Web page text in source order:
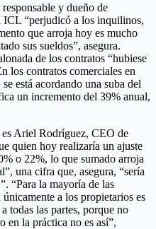
y dueño de
“perjudicó a los inquilinos,
que arroja hoy es mucho
sus sueldos”, asegura.
de los contratos “hubiese
los contratos comerciales en
está acordando una suba del
un incremento del 39% anual,
es Ariel Rodríguez, CEO de
quien hoy realizaría un ajuste
o 22%, lo que sumado arroja
una cifra que, asegura, “sería
“Para la mayoría de las
a los propietarios es
todas las partes, porque no
en la práctica no es así”,